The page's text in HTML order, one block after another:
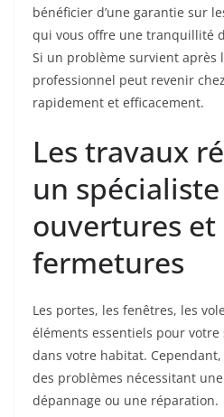
bénéficier d’une garantie sur
qui vous offre une tranquillité
Si un problème survient après
professionnel peut revenir
rapidement et efficacement.
Les travaux
un
ouvertures et
fermetures
Les portes, les fenêtres, les
éléments essentiels pour
dans votre habitat.
des problèmes nécessitant
dépannage ou une réparation.